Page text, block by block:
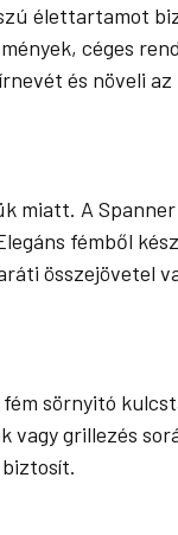
élettartamot
céges
és növeli
miatt. A
fémből
összejövetel
sörnyitó
grillezés